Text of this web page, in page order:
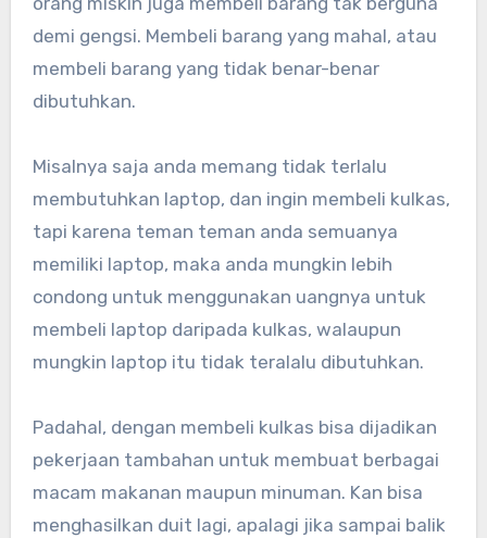
demi gengsi. Membeli barang yang mahal, atau
membeli barang yang tidak benar-benar
dibutuhkan.
Misalnya saja anda memang tidak terlalu
membutuhkan laptop, dan ingin membeli kulkas,
tapi karena teman teman anda semuanya
memiliki laptop, maka anda mungkin lebih
condong untuk menggunakan uangnya untuk
membeli laptop daripada kulkas, walaupun
mungkin laptop itu tidak teralalu dibutuhkan.
Padahal, dengan membeli kulkas bisa dijadikan
pekerjaan tambahan untuk membuat berbagai
macam makanan maupun minuman. Kan bisa
menghasilkan duit lagi, apalagi jika sampai balik